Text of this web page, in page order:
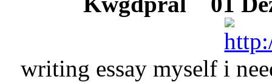
writing essay myself i